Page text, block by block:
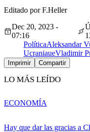
Editado por F.Heller
Dec 20, 2023 -
07:16
PolíticaAleksandar
UcraniaueVladimir
Imprimir Compartir
LO MÁS LEÍDO
Hay que dar las gracias a
ECONOMÍA